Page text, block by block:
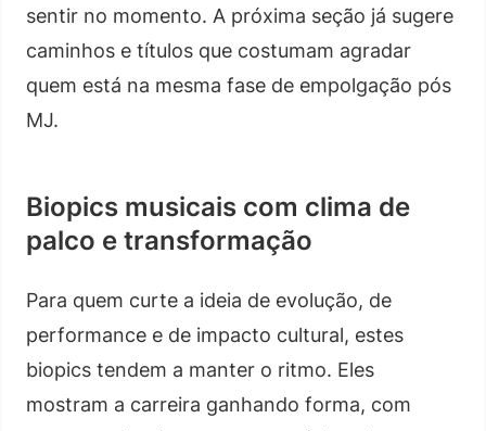
sentir no momento. A próxima seção já sugere
caminhos e títulos que costumam agradar
quem está na mesma fase de empolgação pós
MJ.
Biopics musicais com clima de
palco e transformação
Para quem curte a ideia de evolução, de
performance e de impacto cultural, estes
biopics tendem a manter o ritmo. Eles
mostram a carreira ganhando forma, com